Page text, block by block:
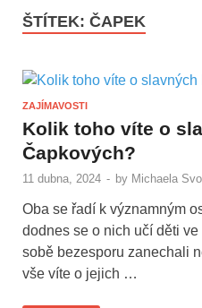
ŠTÍTEK: ČAPEK
ZAJÍMAVOSTI
Kolik toho víte o
Čapkových?
11 dubna, 2024 - by Michaela
Oba se řadí k významným
dodnes se o nich učí děti
sobě bezesporu zanechali
vše víte o jejich …